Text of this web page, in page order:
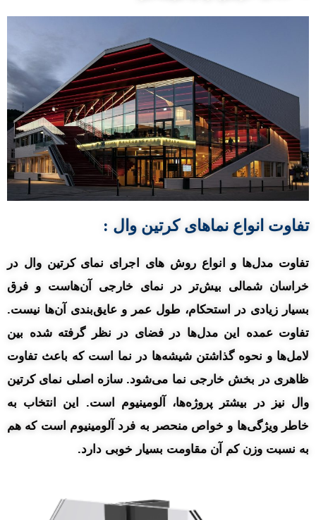
تفاوت انواع نماهای کرتین وال :
تفاوت مدل‌ها و انواع روش های اجرای نمای کرتین وال در
خراسان شمالی بیش‌تر در نمای خارجی آن‌هاست و فرق
بسیار زیادی در استحکام، طول عمر و عایق‌بندی آن‌ها نیست.
تفاوت عمده این مدل‌ها در فضای در نظر گرفته شده بین
لامل‌ها و نحوه گذاشتن شیشه‌ها در نما است که باعث تفاوت
ظاهری در بخش خارجی نما می‌شود. سازه اصلی نمای کرتین
وال نیز در بیشتر پروژه‌ها، آلومینیوم است. این انتخاب به
خاطر ویژگی‌ها و خواص منحصر به فرد آلومینیوم است که هم
به نسبت وزن کم آن مقاومت بسیار خوبی دارد.